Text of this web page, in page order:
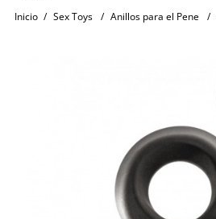
Inicio / Sex Toys / Anillos para el Pene /